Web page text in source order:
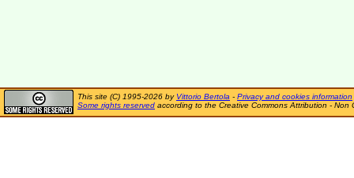
This site (C) 1995-2026 by Vittorio Bertola - Privacy and cookies information
Some rights reserved according to the Creative Commons Attribution - Non